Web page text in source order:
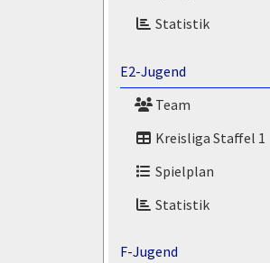
Statistik
E2-Jugend
Team
Kreisliga Staffel 1
Spielplan
Statistik
F-Jugend